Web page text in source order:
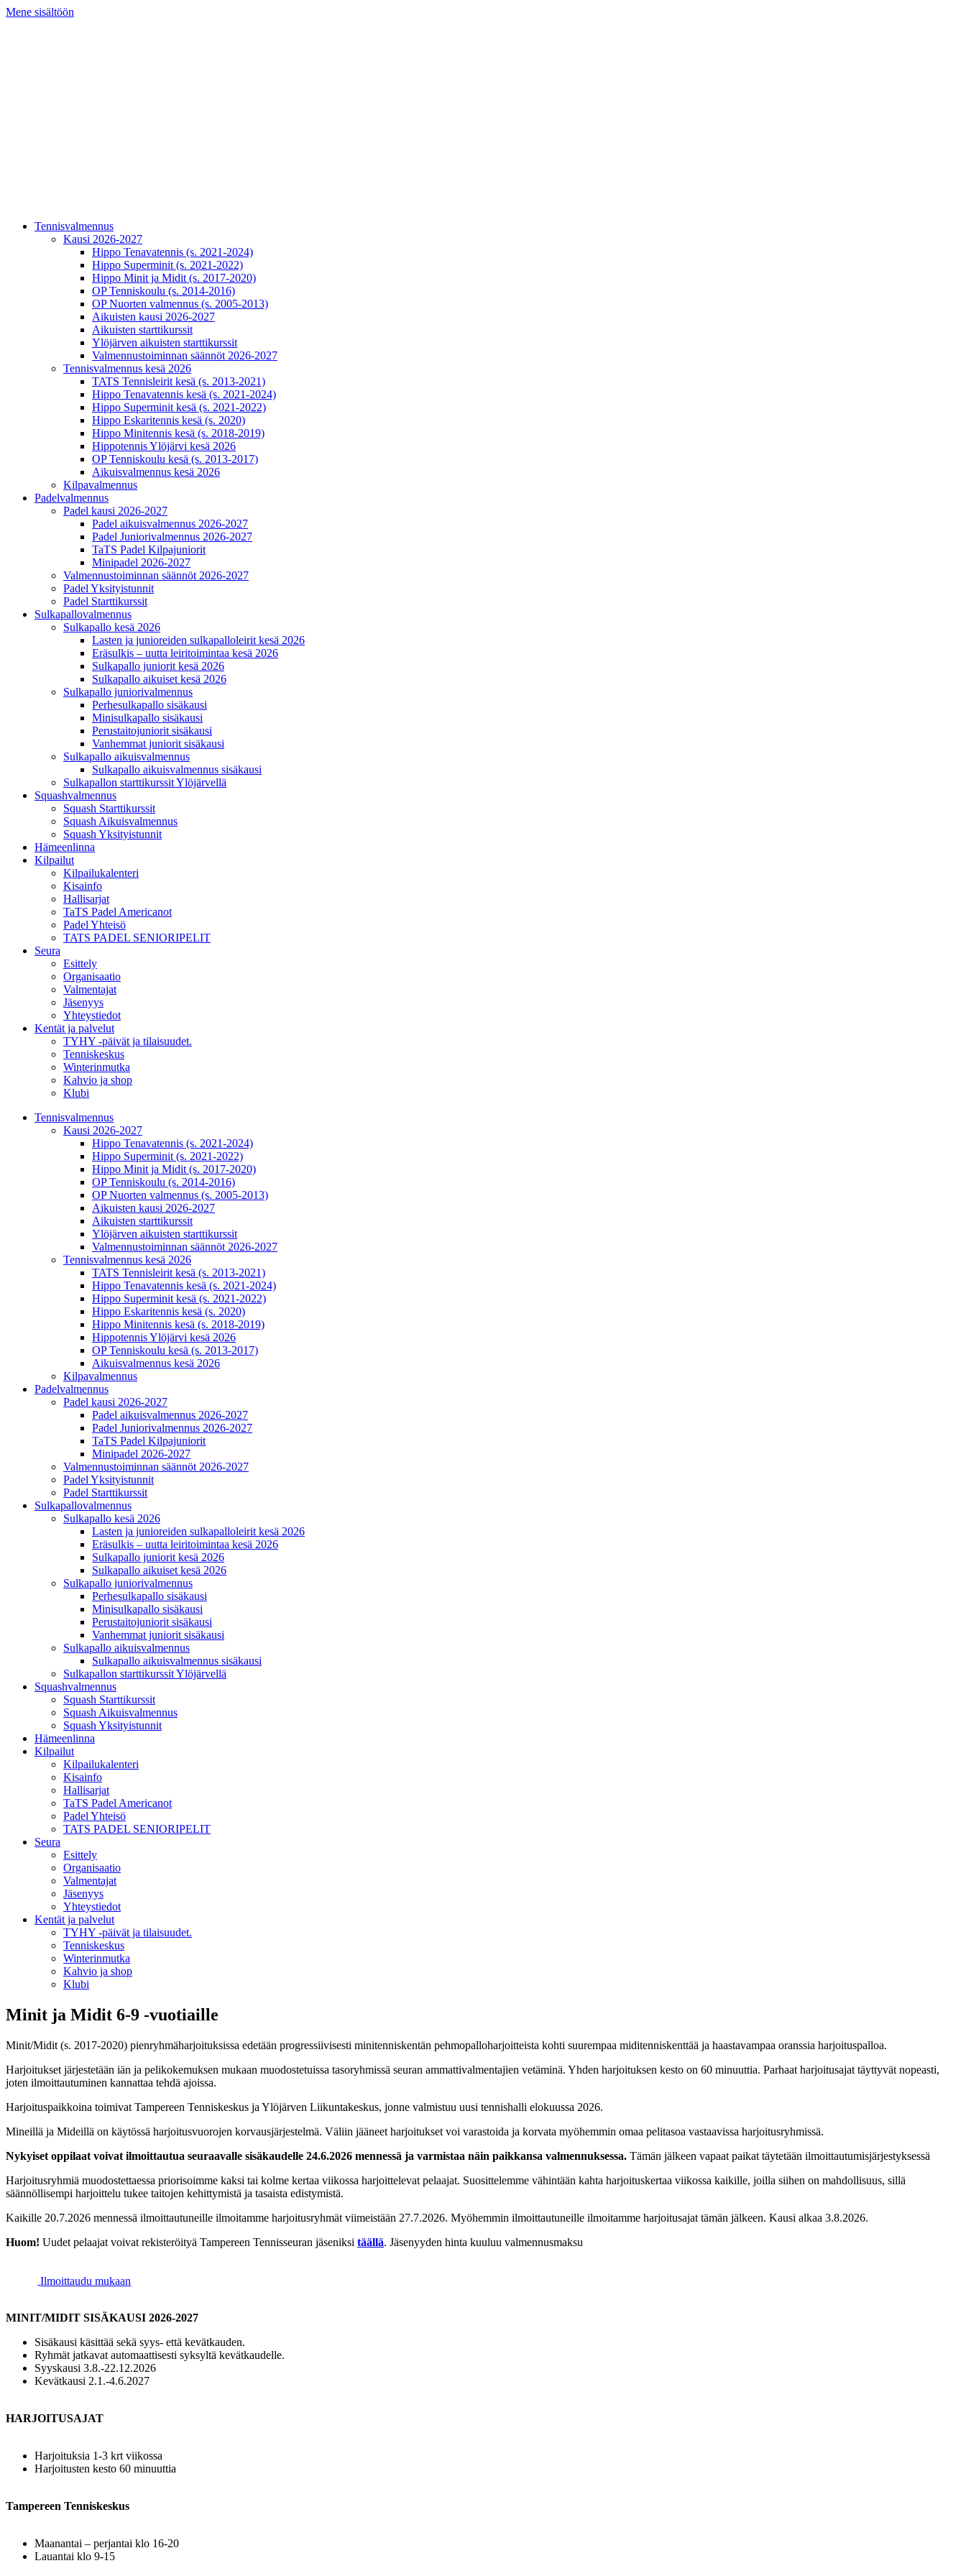
Mene sisältöön
Tennisvalmennus
Kausi 2026-2027
Hippo Tenavatennis (s. 2021-2024)
Hippo Superminit (s. 2021-2022)
Hippo Minit ja Midit (s. 2017-2020)
OP Tenniskoulu (s. 2014-2016)
OP Nuorten valmennus (s. 2005-2013)
Aikuisten kausi 2026-2027
Aikuisten starttikurssit
Ylöjärven aikuisten starttikurssit
Valmennustoiminnan säännöt 2026-2027
Tennisvalmennus kesä 2026
TATS Tennisleirit kesä (s. 2013-2021)
Hippo Tenavatennis kesä (s. 2021-2024)
Hippo Superminit kesä (s. 2021-2022)
Hippo Eskaritennis kesä (s. 2020)
Hippo Minitennis kesä (s. 2018-2019)
Hippotennis Ylöjärvi kesä 2026
OP Tenniskoulu kesä (s. 2013-2017)
Aikuisvalmennus kesä 2026
Kilpavalmennus
Padelvalmennus
Padel kausi 2026-2027
Padel aikuisvalmennus 2026-2027
Padel Juniorivalmennus 2026-2027
TaTS Padel Kilpajuniorit
Minipadel 2026-2027
Valmennustoiminnan säännöt 2026-2027
Padel Yksityistunnit
Padel Starttikurssit
Sulkapallovalmennus
Sulkapallo kesä 2026
Lasten ja junioreiden sulkapalloleirit kesä 2026
Eräsulkis – uutta leiritoimintaa kesä 2026
Sulkapallo juniorit kesä 2026
Sulkapallo aikuiset kesä 2026
Sulkapallo juniorivalmennus
Perhesulkapallo sisäkausi
Minisulkapallo sisäkausi
Perustaitojuniorit sisäkausi
Vanhemmat juniorit sisäkausi
Sulkapallo aikuisvalmennus
Sulkapallo aikuisvalmennus sisäkausi
Sulkapallon starttikurssit Ylöjärvellä
Squashvalmennus
Squash Starttikurssit
Squash Aikuisvalmennus
Squash Yksityistunnit
Hämeenlinna
Kilpailut
Kilpailukalenteri
Kisainfo
Hallisarjat
TaTS Padel Americanot
Padel Yhteisö
TATS PADEL SENIORIPELIT
Seura
Esittely
Organisaatio
Valmentajat
Jäsenyys
Yhteystiedot
Kentät ja palvelut
TYHY -päivät ja tilaisuudet.
Tenniskeskus
Winterinmutka
Kahvio ja shop
Klubi
Tennisvalmennus
Kausi 2026-2027
Hippo Tenavatennis (s. 2021-2024)
Hippo Superminit (s. 2021-2022)
Hippo Minit ja Midit (s. 2017-2020)
OP Tenniskoulu (s. 2014-2016)
OP Nuorten valmennus (s. 2005-2013)
Aikuisten kausi 2026-2027
Aikuisten starttikurssit
Ylöjärven aikuisten starttikurssit
Valmennustoiminnan säännöt 2026-2027
Tennisvalmennus kesä 2026
TATS Tennisleirit kesä (s. 2013-2021)
Hippo Tenavatennis kesä (s. 2021-2024)
Hippo Superminit kesä (s. 2021-2022)
Hippo Eskaritennis kesä (s. 2020)
Hippo Minitennis kesä (s. 2018-2019)
Hippotennis Ylöjärvi kesä 2026
OP Tenniskoulu kesä (s. 2013-2017)
Aikuisvalmennus kesä 2026
Kilpavalmennus
Padelvalmennus
Padel kausi 2026-2027
Padel aikuisvalmennus 2026-2027
Padel Juniorivalmennus 2026-2027
TaTS Padel Kilpajuniorit
Minipadel 2026-2027
Valmennustoiminnan säännöt 2026-2027
Padel Yksityistunnit
Padel Starttikurssit
Sulkapallovalmennus
Sulkapallo kesä 2026
Lasten ja junioreiden sulkapalloleirit kesä 2026
Eräsulkis – uutta leiritoimintaa kesä 2026
Sulkapallo juniorit kesä 2026
Sulkapallo aikuiset kesä 2026
Sulkapallo juniorivalmennus
Perhesulkapallo sisäkausi
Minisulkapallo sisäkausi
Perustaitojuniorit sisäkausi
Vanhemmat juniorit sisäkausi
Sulkapallo aikuisvalmennus
Sulkapallo aikuisvalmennus sisäkausi
Sulkapallon starttikurssit Ylöjärvellä
Squashvalmennus
Squash Starttikurssit
Squash Aikuisvalmennus
Squash Yksityistunnit
Hämeenlinna
Kilpailut
Kilpailukalenteri
Kisainfo
Hallisarjat
TaTS Padel Americanot
Padel Yhteisö
TATS PADEL SENIORIPELIT
Seura
Esittely
Organisaatio
Valmentajat
Jäsenyys
Yhteystiedot
Kentät ja palvelut
TYHY -päivät ja tilaisuudet.
Tenniskeskus
Winterinmutka
Kahvio ja shop
Klubi
Minit ja Midit 6-9 -vuotiaille
Minit/Midit (s. 2017-2020) pienryhmäharjoituksissa edetään progressiivisesti minitenniskentän pehmopalloharjoitteista kohti suurempaa miditenniskenttää ja haastavampaa oranssia harjoituspalloa.
Harjoitukset järjestetään iän ja pelikokemuksen mukaan muodostetuissa tasoryhmissä seuran ammattivalmentajien vetäminä. Yhden harjoituksen kesto on 60 minuuttia. Parhaat harjoitusajat täyttyvät nopeasti,
joten ilmoittautuminen kannattaa tehdä ajoissa.
Harjoituspaikkoina toimivat Tampereen Tenniskeskus ja Ylöjärven Liikuntakeskus, jonne valmistuu uusi tennishalli elokuussa 2026.
Mineillä ja Mideillä on käytössä harjoitusvuorojen korvausjärjestelmä. Väliin jääneet harjoitukset voi varastoida ja korvata myöhemmin omaa pelitasoa vastaavissa harjoitusryhmissä.
Nykyiset oppilaat voivat ilmoittautua seuraavalle sisäkaudelle 24.6.2026 mennessä ja varmistaa näin paikkansa valmennuksessa. Tämän jälkeen vapaat paikat täytetään ilmoittautumisjärjestyksessä
Harjoitusryhmiä muodostettaessa priorisoimme kaksi tai kolme kertaa viikossa harjoittelevat pelaajat. Suosittelemme vähintään kahta harjoituskertaa viikossa kaikille, joilla siihen on mahdollisuus, sillä
säännöllisempi harjoittelu tukee taitojen kehittymistä ja tasaista edistymistä.
Kaikille 20.7.2026 mennessä ilmoittautuneille ilmoitamme harjoitusryhmät viimeistään 27.7.2026. Myöhemmin ilmoittautuneille ilmoitamme harjoitusajat tämän jälkeen. Kausi alkaa 3.8.2026.
Huom! Uudet pelaajat voivat rekisteröityä Tampereen Tennisseuran jäseniksi täällä. Jäsenyyden hinta kuuluu valmennusmaksu
Ilmoittaudu mukaan
MINIT/MIDIT SISÄKAUSI 2026-2027
Sisäkausi käsittää sekä syys- että kevätkauden.
Ryhmät jatkavat automaattisesti syksyltä kevätkaudelle.
Syyskausi 3.8.-22.12.2026
Kevätkausi 2.1.-4.6.2027
HARJOITUSAJAT
Harjoituksia 1-3 krt viikossa
Harjoitusten kesto 60 minuuttia
Tampereen Tenniskeskus
Maanantai – perjantai klo 16-20
Lauantai klo 9-15